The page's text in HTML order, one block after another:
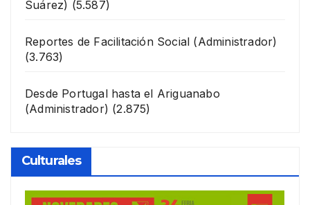
Suárez) (5.587)
Reportes de Facilitación Social (Administrador)
(3.763)
Desde Portugal hasta el Ariguanabo
(Administrador) (2.875)
Culturales